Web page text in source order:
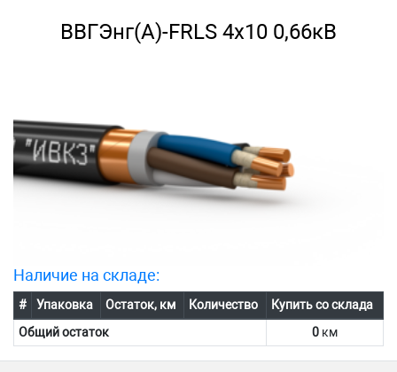
ВВГЭнг(А)-FRLS 4х10 0,66кВ
Наличие на складе:
# Упаковка Остаток, км Количество
Купить со склада
Общий остаток
0 км